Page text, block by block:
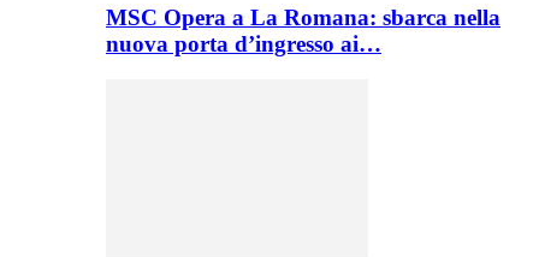
MSC Opera a La Romana: sbarca nella
nuova porta d’ingresso ai…